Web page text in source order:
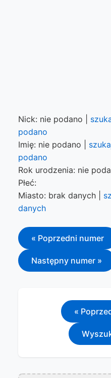
Nick: nie podano |
podano
Imię: nie podano |
podano
Rok urodzenia: nie
Płeć:
Miasto: brak danych |
danych
« Poprzedni numer
Następny numer »
«